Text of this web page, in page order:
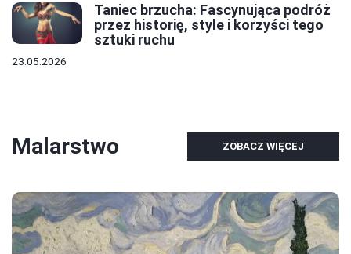
Taniec brzucha: Fascynująca podróż
przez historię, style i korzyści tego
sztuki ruchu
23.05.2026
Malarstwo ZOBACZ WIĘCEJ